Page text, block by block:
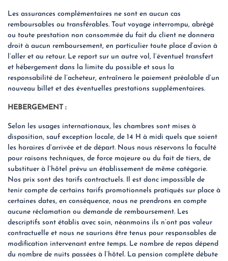
Les assurances complémentaires ne sont en aucun cas
remboursables ou transférables. Tout voyage interrompu, abrégé
ou toute prestation non consommée du fait du client ne donnera
droit à aucun remboursement, en particulier toute place d’avion à
l’aller et au retour. Le report sur un autre vol, l’éventuel transfert
et hébergement dans la limite du possible et sous la
responsabilité de l’acheteur, entraînera le paiement préalable d’un
nouveau billet et des éventuelles prestations supplémentaires.
HEBERGEMENT :
Selon les usages internationaux, les chambres sont mises à
disposition, sauf exception locale, de 14 H à midi quels que soient
les horaires d’arrivée et de départ. Nous nous réservons la faculté
pour raisons techniques, de force majeure ou du fait de tiers, de
substituer à l’hôtel prévu un établissement de même catégorie.
Nos prix sont des tarifs contractuels. Il est donc impossible de
tenir compte de certains tarifs promotionnels pratiqués sur place à
certaines dates, en conséquence, nous ne prendrons en compte
aucune réclamation ou demande de remboursement. Les
descriptifs sont établis avec soin, néanmoins ils n’ont pas valeur
contractuelle et nous ne saurions être tenus pour responsables de
modification intervenant entre temps. Le nombre de repas dépend
du nombre de nuits passées à l’hôtel. La pension complète débute